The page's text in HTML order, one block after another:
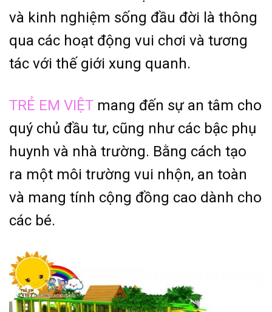
và kinh nghiệm sống đầu đời là thông
qua các hoạt động vui chơi và tương
tác với thế giới xung quanh.
TRẺ EM VIỆT mang đến sự an tâm cho
quý chủ đầu tư, cũng như các bậc phụ
huynh và nhà trường. Bằng cách tạo
ra một môi trường vui nhộn, an toàn
và mang tính cộng đồng cao dành cho
các bé.